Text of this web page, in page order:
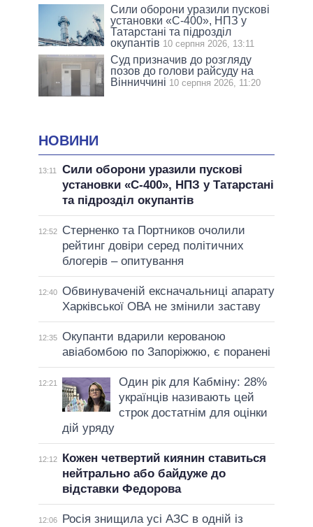
Сили оборони уразили пускові
установки «С-400», НПЗ у
Татарстані та підрозділ
окупантів 10 серпня 2026, 13:11
Суд призначив до розгляду
позов до голови райсуду на
Вінниччині 10 серпня 2026, 11:20
НОВИНИ
13:11
Сили оборони уразили пускові
установки «С-400», НПЗ у Татарстані
та підрозділ окупантів
12:52
Стерненко та Портников очолили
рейтинг довіри серед політичних
блогерів – опитування
12:40 Обвинуваченій ексначальниці апарату
Харківської ОВА не змінили заставу
12:35 Окупанти вдарили керованою
авіабомбою по Запоріжжю, є поранені
12:21
Один рік для Кабміну: 28%
українців називають цей
строк достатнім для оцінки
дій уряду
12:12
Кожен четвертий киянин ставиться
нейтрально або байдуже до
відставки Федорова
12:06
Росія знищила усі АЗС в одній із